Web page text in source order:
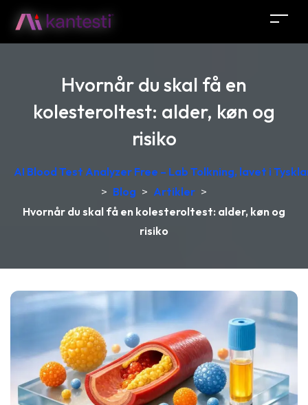
Hvornår du skal få en
kolesteroltest: alder, køn og
risiko
AI Blood Test Analyzer Free – Lab Tolkning, lavet i
> Blog > Artikler >
Hvornår du skal få en kolesteroltest: alder, køn og
risiko